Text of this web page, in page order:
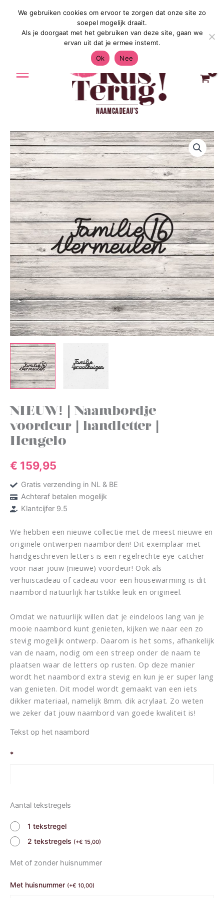
Gratis Verzending in Nederland & België 4.7/5
NIEUW! | Naambordje
voordeur | handletter |
Hengelo
€ 159,95
Gratis verzending in NL & BE
Achteraf betalen mogelijk
Klantcijfer 9.5
We hebben een nieuwe collectie met de meest nieuwe en
originele ontwerpen naamborden! Dit exemplaar met
handgeschreven letters is een regelrechte eye-catcher
voor naar jouw (nieuwe) voordeur! Ook als
verhuiscadeau of cadeau voor een housewarming is dit
naambord natuurlijk hartstikke leuk en origineel.
Omdat we natuurlijk willen dat je eindeloos lang van je
mooie naambord kunt genieten, kijken we naar een zo
stevig mogelijk ontwerp. Daarom is het soms, afhankelijk
van de naam, nodig om een streep onder de naam te
plaatsen waar de letters op rusten. Op deze manier
wordt het naambord extra stevig en kun je er super lang
van genieten. Dit model wordt gemaakt van een iets
dikker materiaal, namelijk 8mm. dik acrylaat. Zo weten
we zeker dat jouw naambord van goede kwaliteit is!
Tekst op het naambord
*
Aantal tekstregels
1 tekstregel
2 tekstregels (+€ 15,00)
Met of zonder huisnummer
Met huisnummer (+€ 10,00)
NIEUW!
|
Naambordje
voordeur
|
handletter
|
Hengelo
aantal
We gebruiken cookies om ervoor te zorgen dat onze site zo
soepel mogelijk draait.
Als je doorgaat met het gebruiken van deze site, gaan we
ervan uit dat je ermee instemt.
Ok
Nee